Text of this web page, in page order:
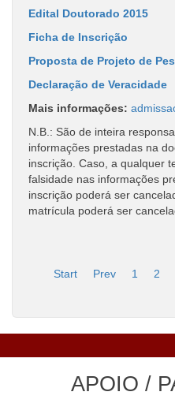
Edital Doutorado 2015
Ficha de Inscrição
Proposta de Projeto de
Declaração de Veracidade
Mais informações:
N.B.: São de inteira
informações prestadas na
inscrição. Caso, a qualquer
falsidade nas informações
inscrição poderá ser
matrícula poderá ser
Start
Prev 1 2
APOIO /